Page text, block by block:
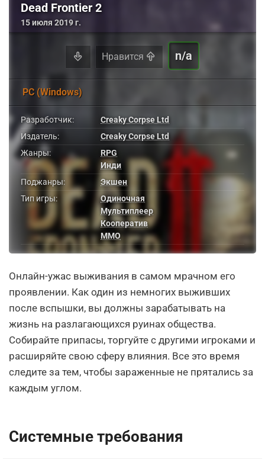
Dead Frontier 2
15 июля 2019 г.
Нравится n/a
PC (Windows)
Разработчик:
Creaky Corpse Ltd
Издатель:
Creaky Corpse Ltd
Жанры:
RPG
Инди
Поджанры:
Экшен
Тип игры:
Одиночная
Мультиплеер
Кооператив
MMO
Онлайн-ужас выживания в самом мрачном его
проявлении. Как один из немногих выживших
после вспышки, вы должны зарабатывать на
жизнь на разлагающихся руинах общества.
Собирайте припасы, торгуйте с другими игроками и
расширяйте свою сферу влияния. Все это время
следите за тем, чтобы зараженные не прятались за
каждым углом.
Системные требования